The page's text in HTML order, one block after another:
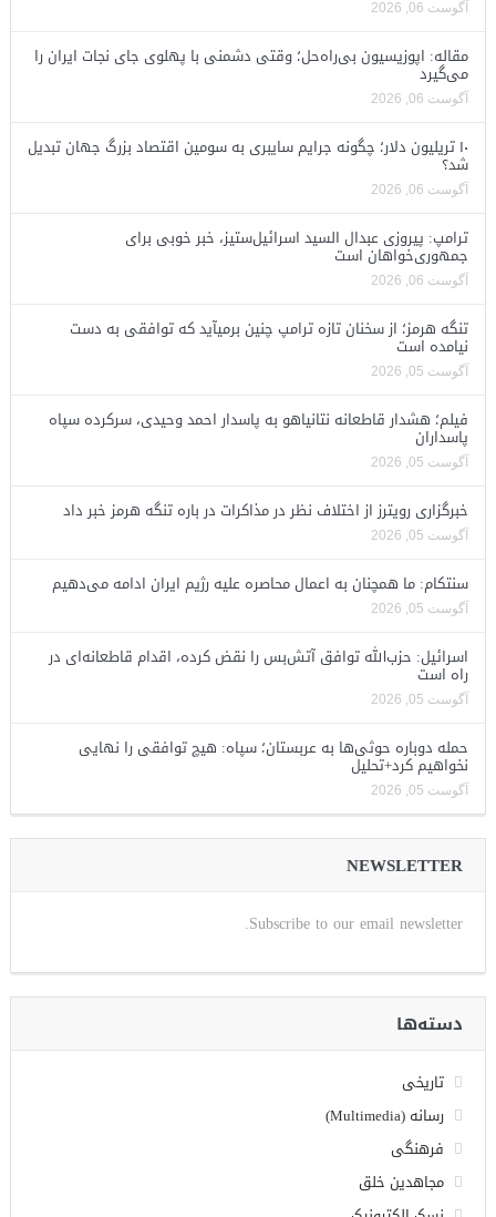
آگوست 06, 2026
مقاله: اپوزیسیون بی‌راه‌حل؛ وقتی دشمنی با پهلوی جای نجات ایران را
می‌گیرد
آگوست 06, 2026
۱۰ تریلیون دلار؛ چگونه جرایم سایبری به سومین اقتصاد بزرگ جهان تبدیل
شد؟
آگوست 06, 2026
ترامپ: پیروزی عبدال السید اسرائیل‌ستیز، خبر خوبی برای
جمهوری‌خواهان است
آگوست 06, 2026
تنگه هرمز؛ از سخنان تازه ترامپ چنین برمیآید که توافقی به دست
نیامده است
آگوست 05, 2026
فیلم؛ هشدار قاطعانه نتانیاهو به پاسدار احمد وحیدی، سرکرده سپاه
پاسداران
آگوست 05, 2026
خبرگزاری رویترز از اختلاف نظر در مذاکرات در باره تنگه هرمز خبر داد
آگوست 05, 2026
سنتکام: ما همچنان به اعمال محاصره علیه رژیم ایران ادامه می‌دهیم
آگوست 05, 2026
اسرائیل: حزب‌الله توافق آتش‌بس را نقض کرده، اقدام قاطعانه‌ای در
راه است
آگوست 05, 2026
حمله دوباره حوثی‌ها به عربستان؛ سپاه: هیچ توافقی را نهایی
نخواهیم کرد+تحلیل
آگوست 05, 2026
NEWSLETTER
Subscribe to our email newsletter.
دسته‌ها
تاریخی
رسانه (Multimedia)
فرهنگی
مجاهدین خلق